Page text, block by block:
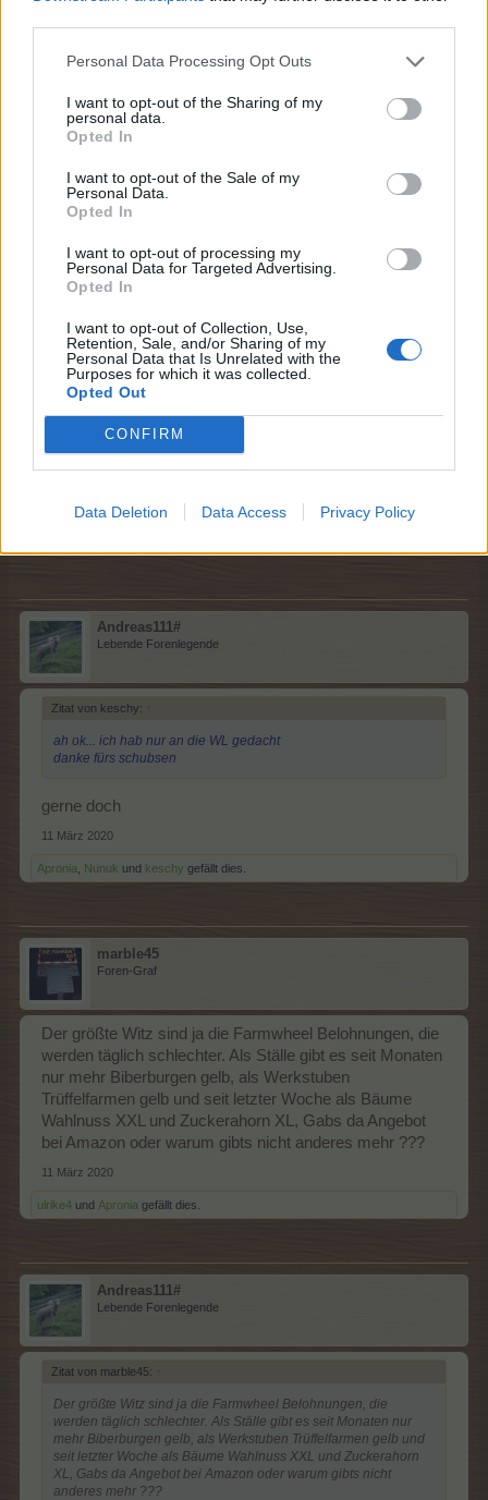
Personal Data Processing Opt Outs
I want to opt-out of the Sharing of my
personal data.
Opted In
I want to opt-out of the Sale of my
Personal Data.
Opted In
I want to opt-out of processing my
Personal Data for Targeted Advertising.
Opted In
I want to opt-out of Collection, Use,
Retention, Sale, and/or Sharing of my
Personal Data that Is Unrelated with the
Purposes for which it was collected.
Opted Out
CONFIRM
Data Deletion Data Access Privacy Policy
Team Farmerama DE
Moin,
ich habe hier etwas gewischt, denn persönliche
Provokation braucht es nicht.
11 März 2020
Haasi60,cooleyundjemesa53 gefällt dies.
keschy
Lebende Forenlegende
Zitat von Andreas111#:
Das passt schon. Ich bekomme täglich um die 250 Boxen, da ich
die Schatzinsel nur mit boxenbringenden Items vollstehen habe.
ah ok... ich hab nur an die WL gedacht
11 März 2020
Andreas111#
Lebende Forenlegende
Zitat von keschy: ↑
ah ok... ich hab nur an die WL gedacht
danke fürs schubsen
gerne doch
11 März 2020
Apronia Nunuk und keschy gefällt dies.
marble45
Foren-Graf
Der größte Witz sind ja die Farmwheel Belohnungen, die
werden täglich schlechter. Als Ställe gibt es seit Monaten
nur mehr Biberburgen gelb, als Werkstuben
Trüffelfarmen gelb und seit letzter Woche als Bäume
Wahlnuss XXL und Zuckerahorn XL, Gabs da Angebot
bei Amazon oder warum gibts nicht anderes mehr ???
11 März 2020
ulrike4 und Apronia gefällt dies.
Andreas111#
Lebende Forenlegende
Zitat von marble45: ↑
Der größte Witz sind ja die Farmwheel Belohnungen, die
werden täglich schlechter. Als Ställe gibt es seit Monaten nur
mehr Biberburgen gelb, als Werkstuben Trüffelfarmen gelb und
seit letzter Woche als Bäume Wahlnuss XXL und Zuckerahorn
XL, Gabs da Angebot bei Amazon oder warum gibts nicht
anderes mehr ???